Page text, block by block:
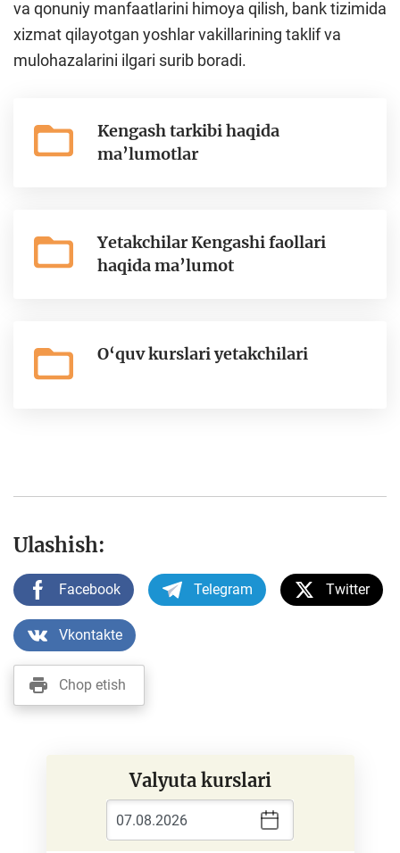
va qonuniy manfaatlarini himoya qilish, bank tizimida
xizmat qilayotgan yoshlar vakillarining taklif va
mulohazalarini ilgari surib boradi.
Kengash tarkibi haqida
ma’lumotlar
Yetakchilar Kengashi faollari
haqida ma’lumot
O‘quv kurslari yetakchilari
Ulashish:
Facebook Telegram Twitter
Vkontakte
Chop etish
Valyuta kurslari